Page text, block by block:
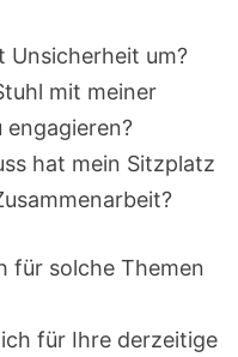
Unsicherheit um?
mit meiner
hat mein Sitzplatz
für solche Themen
für Ihre derzeitige